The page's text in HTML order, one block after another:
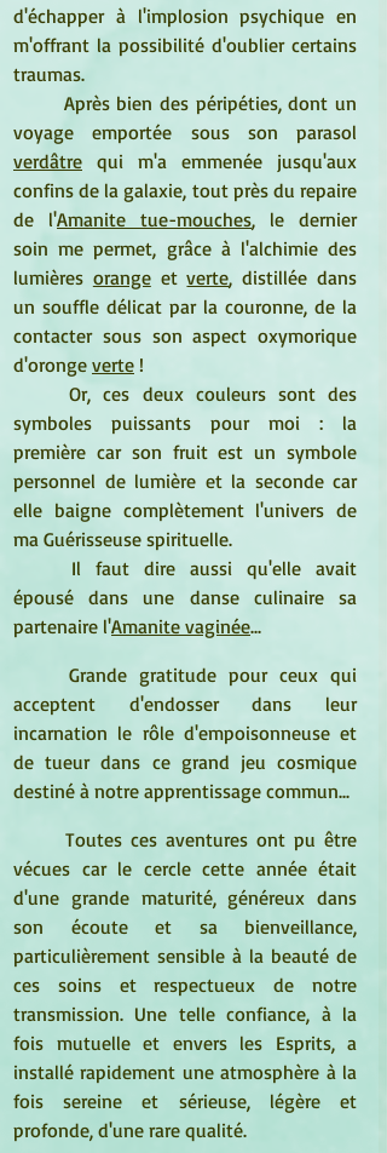
d'échapper à l'implosion psychique en
m'offrant la possibilité d'oublier certains
traumas.
verdâtre qui m'a emmenée jusqu'aux
confins de la galaxie, tout près du repaire
de l'Amanite tue-mouches, le dernier
soin me permet, grâce à l'alchimie des
lumières orange et verte, distillée dans
un souffle délicat par la couronne, de la
contacter sous son aspect oxymorique
d'oronge verte !
Or, ces deux couleurs sont des
symboles puissants pour moi : la
première car son fruit est un symbole
personnel de lumière et la seconde car
elle baigne complètement l'univers de
ma Guérisseuse spirituelle.
Il faut dire aussi qu'elle avait
épousé dans une danse culinaire sa
partenaire l'Amanite vaginée...
acceptent d'endosser dans leur
incarnation le rôle d'empoisonneuse et
de tueur dans ce grand jeu cosmique
destiné à notre apprentissage commun...
vécues car le cercle cette année était
d'une grande maturité, généreux dans
son écoute et sa bienveillance,
particulièrement sensible à la beauté de
ces soins et respectueux de notre
transmission. Une telle confiance, à la
fois mutuelle et envers les Esprits, a
installé rapidement une atmosphère à la
fois sereine et sérieuse, légère et
profonde, d'une rare qualité.